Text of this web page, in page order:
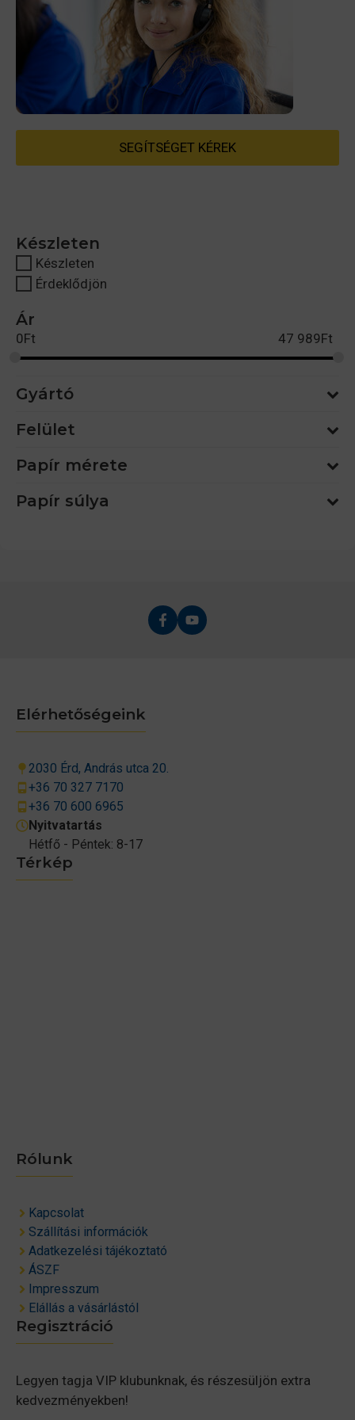
SEGÍTSÉGET KÉREK
Készleten
Készleten
Érdeklődjön
Ár
0Ft 47 989Ft
Gyártó
Felület
Papír mérete
Papír súlya
Térkép
Rólunk
Kapcsolat
Szállítási információk
Adatkezelési tájékoztató
ÁSZF
Impresszum
Elállás a vásárlástól
Elérhetőségeink
2030 Érd, András utca 20.
+36 70 327 7170
+36 70 600 6965
Nyitvatartás
Hétfő - Péntek: 8-17
Regisztráció
Legyen tagja VIP klubunknak, és részesüljön extra
kedvezményekben!